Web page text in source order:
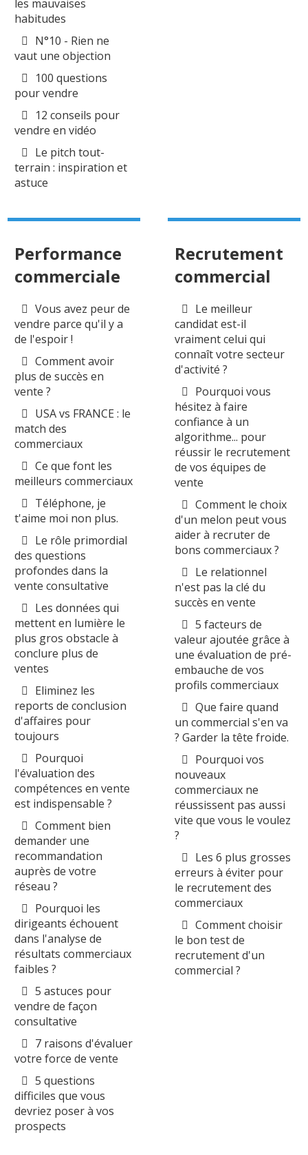
les mauvaises
habitudes
N°10 - Rien ne
vaut une objection
100 questions
pour vendre
12 conseils pour
vendre en vidéo
Le pitch tout-
terrain : inspiration et
astuce
Performance
commerciale
Vous avez peur de
vendre parce qu'il y a
de l'espoir !
Comment avoir
plus de succès en
vente ?
USA vs FRANCE : le
match des
commerciaux
Ce que font les
meilleurs commerciaux
Téléphone, je
t'aime moi non plus.
Le rôle primordial
des questions
profondes dans la
vente consultative
Les données qui
mettent en lumière le
plus gros obstacle à
conclure plus de
ventes
Eliminez les
reports de conclusion
d'affaires pour
toujours
Pourquoi
l'évaluation des
compétences en vente
est indispensable ?
Comment bien
demander une
recommandation
auprès de votre
réseau ?
Pourquoi les
dirigeants échouent
dans l'analyse de
résultats commerciaux
faibles ?
5 astuces pour
vendre de façon
consultative
7 raisons d'évaluer
votre force de vente
5 questions
difficiles que vous
devriez poser à vos
prospects
Recrutement
commercial
Le meilleur
candidat est-il
vraiment celui qui
connaît votre secteur
d'activité ?
Pourquoi vous
hésitez à faire
confiance à un
algorithme... pour
réussir le recrutement
de vos équipes de
vente
Comment le choix
d'un melon peut vous
aider à recruter de
bons commerciaux ?
Le relationnel
n'est pas la clé du
succès en vente
5 facteurs de
valeur ajoutée grâce à
une évaluation de pré-
embauche de vos
profils commerciaux
Que faire quand
un commercial s'en va
? Garder la tête froide.
Pourquoi vos
nouveaux
commerciaux ne
réussissent pas aussi
vite que vous le voulez
?
Les 6 plus grosses
erreurs à éviter pour
le recrutement des
commerciaux
Comment choisir
le bon test de
recrutement d'un
commercial ?